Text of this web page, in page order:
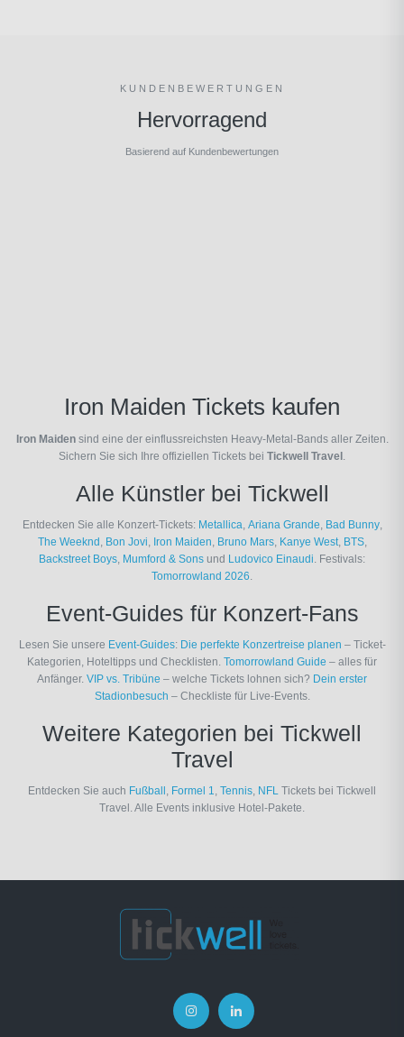
KUNDENBEWERTUNGEN
Hervorragend
Basierend auf Kundenbewertungen
Iron Maiden Tickets kaufen
Iron Maidensind eine der einflussreichsten Heavy-Metal-Bands aller Zeiten.
Sichern Sie sich Ihre offiziellen Tickets bei Tickwell Travel
Alle Künstler bei Tickwell
Entdecken Sie alle Konzert-Tickets: Metallica Ariana Grande Bad Bunny,
The Weeknd Bon Jovi Iron Maiden Bruno Mars, Kanye West, BTS,
Backstreet Boys Mumford & Sons und Ludovico Einaudi . Festivals:
Tomorrowland 2026
Event-Guides für Konzert-Fans
Lesen Sie unsere Event-Guides: Die perfekte Konzertreise planen – Ticket-
Kategorien, Hoteltipps und Checklisten. Tomorrowland Guide – alles für
Anfänger. VIP vs. Tribüne – welche Tickets lohnen sich? Dein erster
Stadionbesuch – Checkliste für Live-Events.
Weitere Kategorien bei Tickwell
Travel
Entdecken Sie auch Fußball Formel 1 Tennis NFL Tickets bei Tickwell
Travel. Alle Events inklusive Hotel-Pakete.